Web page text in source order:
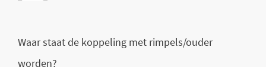
Waar staat de koppeling met rimpels/ouder
worden?